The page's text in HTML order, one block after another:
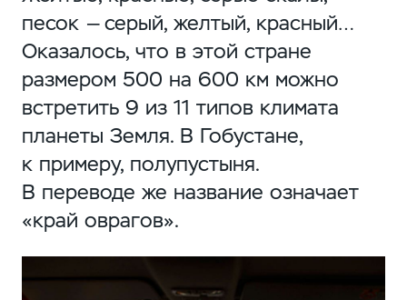
песок — серый, желтый, красный…
Оказалось, что в этой стране
размером 500 на 600 км можно
встретить 9 из 11 типов климата
планеты Земля. В Гобустане,
к примеру, полупустыня.
В переводе же название означает
«край оврагов».